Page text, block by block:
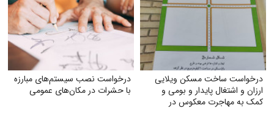
درخواست ساخت مسکن ویلایی
ارزان و اشتغال پایدار و بومی و
کمک به مهاجرت معکوس در
درخواست نصب سیستم‌های مبارزه
با حشرات در مکان‌های عمومی